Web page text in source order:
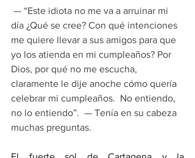
día ¿Qué se cree? Con qué intenciones
me quiere llevar a sus amigos para que
yo los atienda en mi cumpleaños? Por
Dios, por qué no me escucha,
claramente le dije anoche cómo quería
celebrar mi cumpleaños.  No entiendo,
no lo entiendo”.  — Tenía en su cabeza
muchas preguntas.